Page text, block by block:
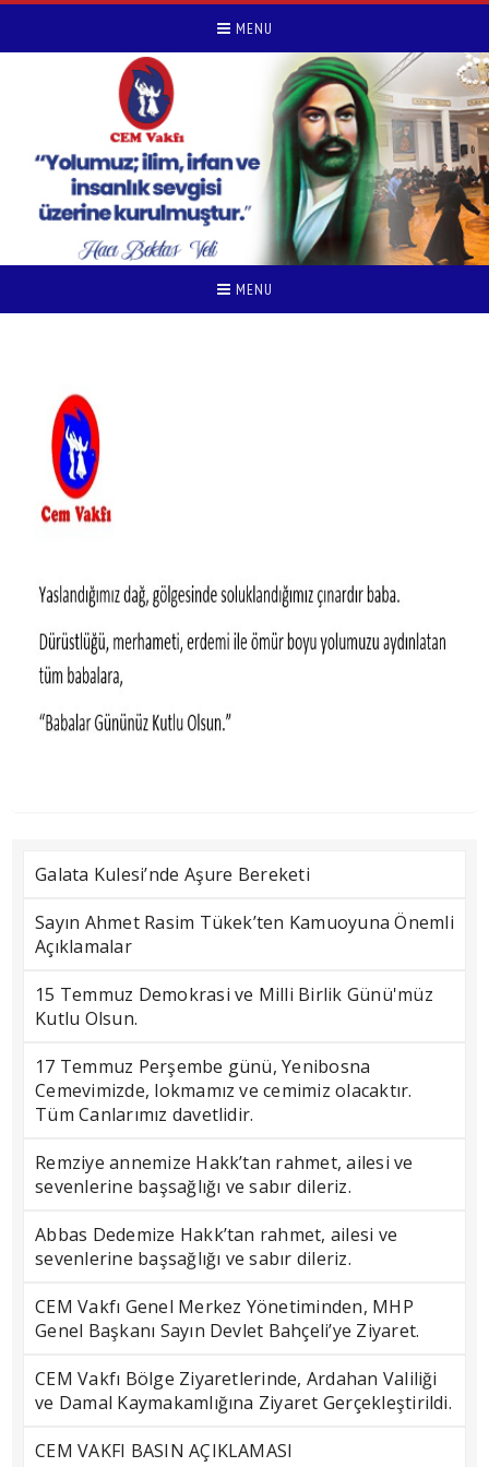
MENU
MENU
Galata Kulesi’nde Aşure Bereketi
Sayın Ahmet Rasim Tükek’ten Kamuoyuna Önemli
Açıklamalar
15 Temmuz Demokrasi ve Milli Birlik Günü'müz
Kutlu Olsun.
17 Temmuz Perşembe günü, Yenibosna
Cemevimizde, lokmamız ve cemimiz olacaktır.
Tüm Canlarımız davetlidir.
Remziye annemize Hakk’tan rahmet, ailesi ve
sevenlerine başsağlığı ve sabır dileriz.
Abbas Dedemize Hakk’tan rahmet, ailesi ve
sevenlerine başsağlığı ve sabır dileriz.
CEM Vakfı Genel Merkez Yönetiminden, MHP
Genel Başkanı Sayın Devlet Bahçeli’ye Ziyaret.
CEM Vakfı Bölge Ziyaretlerinde, Ardahan Valiliği
ve Damal Kaymakamlığına Ziyaret Gerçekleştirildi.
CEM VAKFI BASIN AÇIKLAMASI